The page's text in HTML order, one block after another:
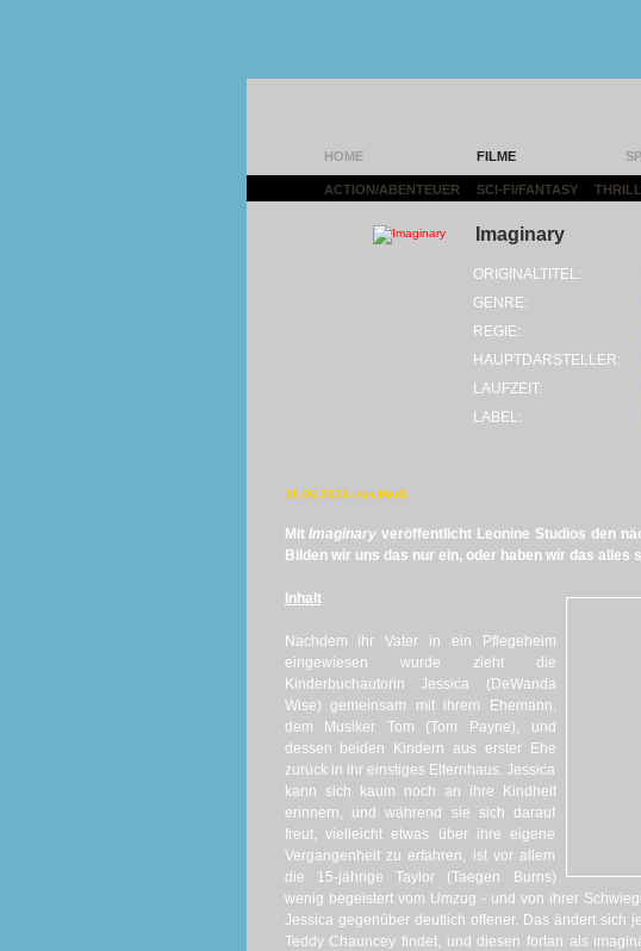
HOME FILME
ACTION/ABENTEUER SCI-FI/FANTASY
Imaginary
ORIGINALTITEL:
GENRE:
REGIE:
HAUPTDARSTELLER:
LAUFZEIT:
LABEL:
18.06.2024 von MarS
MitImaginaryveröffentlicht Leonine Studios den
Bilden wir uns das nur ein, oder haben wir das alles
Inhalt
Nachdem ihr Vater in ein Pflegeheim
eingewiesen wurde zieht die
Kinderbuchautorin Jessica (DeWanda
Wise) gemeinsam mit ihrem Ehemann,
dem Musiker Tom (Tom Payne), und
dessen beiden Kindern aus erster Ehe
zurück in ihr einstiges Elternhaus. Jessica
kann sich kaum noch an ihre Kindheit
erinnern, und während sie sich darauf
freut, vielleicht etwas über ihre eigene
Vergangenheit zu erfahren, ist vor allem
die 15-jährige Taylor (Taegen Burns)
wenig begeistert vom Umzug - und von ihrer
Jessica gegenüber deutlich offener. Das ändert sich
Teddy Chauncey findet, und diesen fortan als